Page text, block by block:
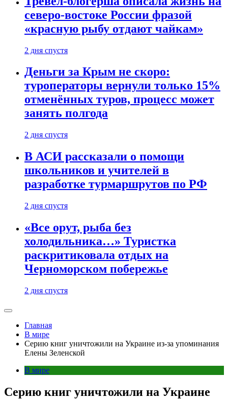
северо-востоке России фразой
«красную рыбу отдают чайкам»
2 дня спустя
Деньги за Крым не скоро:
туроператоры вернули только 15%
отменённых туров, процесс может
занять полгода
2 дня спустя
В АСИ рассказали о помощи
школьников и учителей в
разработке турмаршрутов по РФ
2 дня спустя
«Все орут, рыба без
холодильника…» Туристка
раскритиковала отдых на
Черноморском побережье
2 дня спустя
Главная
В мире
Серию книг уничтожили на Украине из-за упоминания
Елены Зеленской
В мире
Серию книг уничтожили на Украине